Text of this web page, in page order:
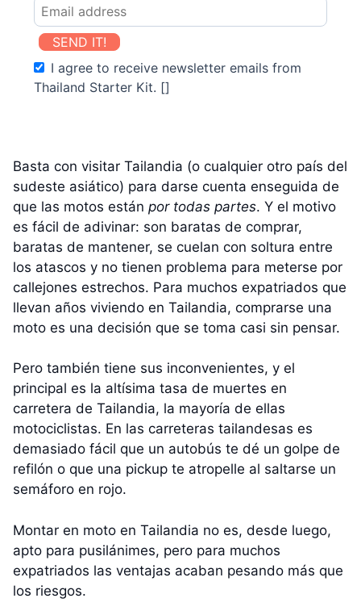
SEND IT!
I agree to receive newsletter emails from
Thailand Starter Kit. []
Basta con visitar Tailandia (o cualquier otro país del
sudeste asiático) para darse cuenta enseguida de
que las motos están por todas partes. Y el motivo
es fácil de adivinar: son baratas de comprar,
baratas de mantener, se cuelan con soltura entre
los atascos y no tienen problema para meterse por
callejones estrechos. Para muchos expatriados que
llevan años viviendo en Tailandia, comprarse una
moto es una decisión que se toma casi sin pensar.
Pero también tiene sus inconvenientes, y el
principal es la altísima tasa de muertes en
carretera de Tailandia, la mayoría de ellas
motociclistas. En las carreteras tailandesas es
demasiado fácil que un autobús te dé un golpe de
refilón o que una pickup te atropelle al saltarse un
semáforo en rojo.
Montar en moto en Tailandia no es, desde luego,
apto para pusilánimes, pero para muchos
expatriados las ventajas acaban pesando más que
los riesgos.